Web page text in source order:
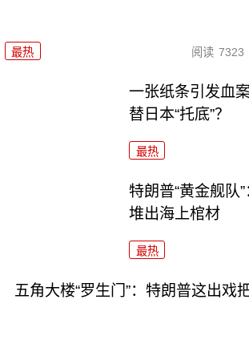
最热 阅读 7323
一张纸条引发血
替日本“托底”？
最热
特朗普“黄金舰队
堆出海上棺材
最热
五角大楼“罗生门”：特朗普这出戏